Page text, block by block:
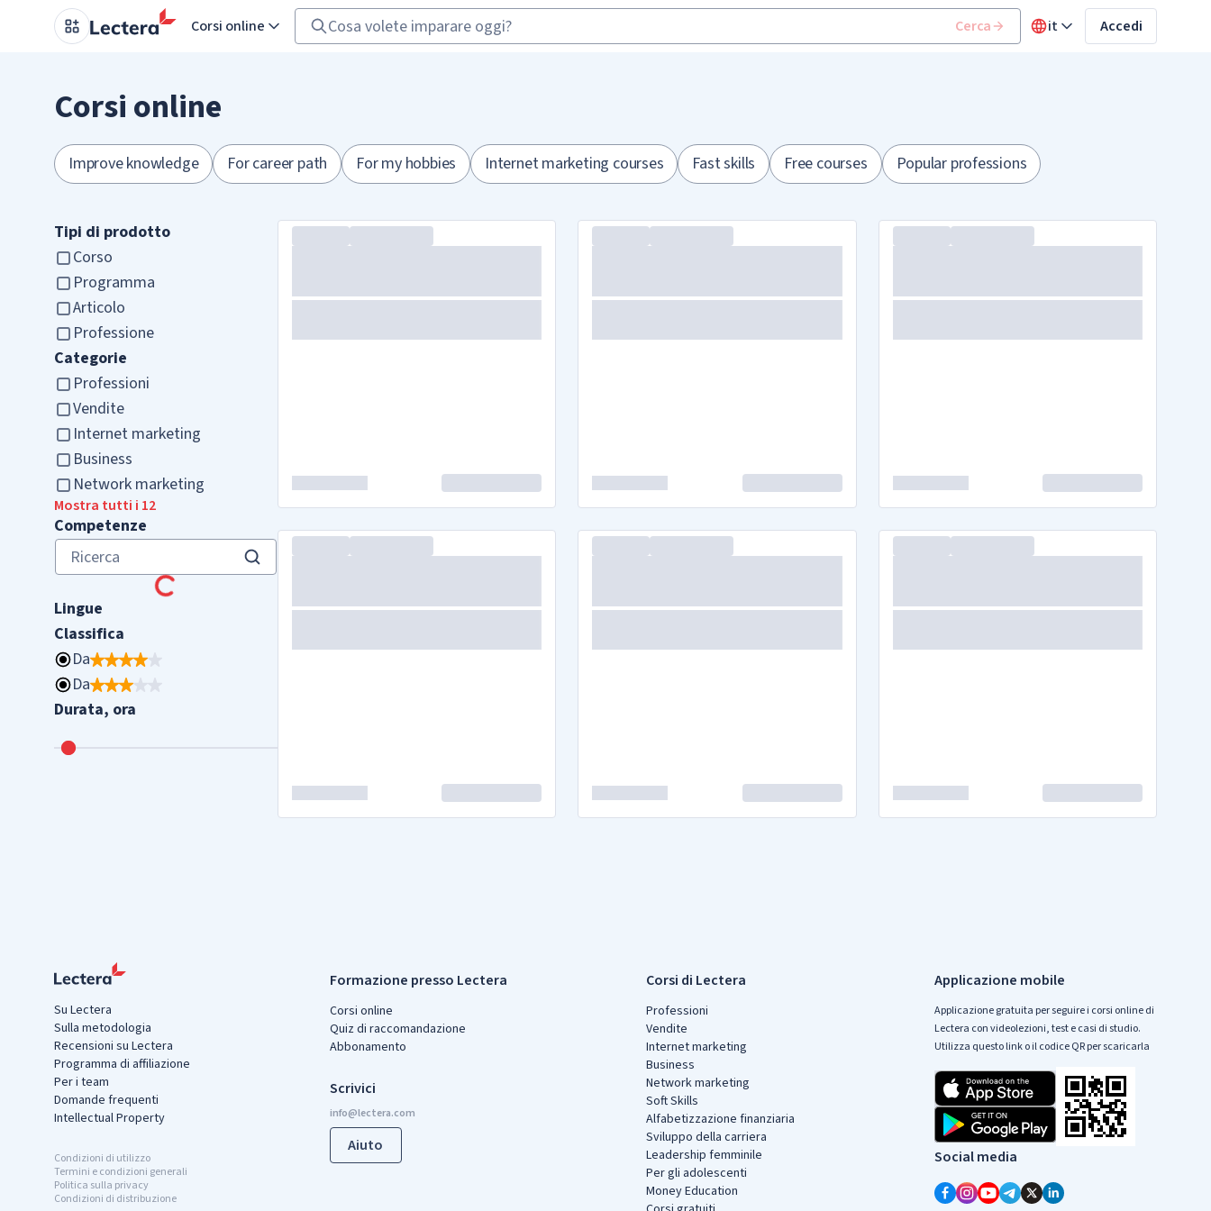
Corsi online Cerca it Accedi
Corsi online
Improve knowledge For career path For my hobbies Internet marketing courses Fast skills Free courses Popular professions
Tipi di prodotto
Corso
Programma
Articolo
Professione
Categorie
Professioni
Vendite
Internet marketing
Business
Network marketing
Mostra tutti i 12
Competenze
Lingue
Classifica
Da
Da
Durata, ora
Su Lectera
Sulla metodologia
Recensioni su Lectera
Programma di affiliazione
Per i team
Domande frequenti
Intellectual Property
Condizioni di utilizzo
Termini e condizioni generali
Politica sulla privacy
Condizioni di distribuzione
Formazione presso Lectera
Corsi online
Quiz di raccomandazione
Abbonamento
Scrivici
Aiuto
Corsi di Lectera
Professioni
Vendite
Internet marketing
Business
Network marketing
Soft Skills
Alfabetizzazione finanziaria
Sviluppo della carriera
Leadership femminile
Per gli adolescenti
Money Education
Applicazione mobile
Applicazione gratuita per seguire i corsi online di
Lectera con videolezioni, test e casi di studio.
Utilizza questo link o il codice QR per scaricarla
Social media